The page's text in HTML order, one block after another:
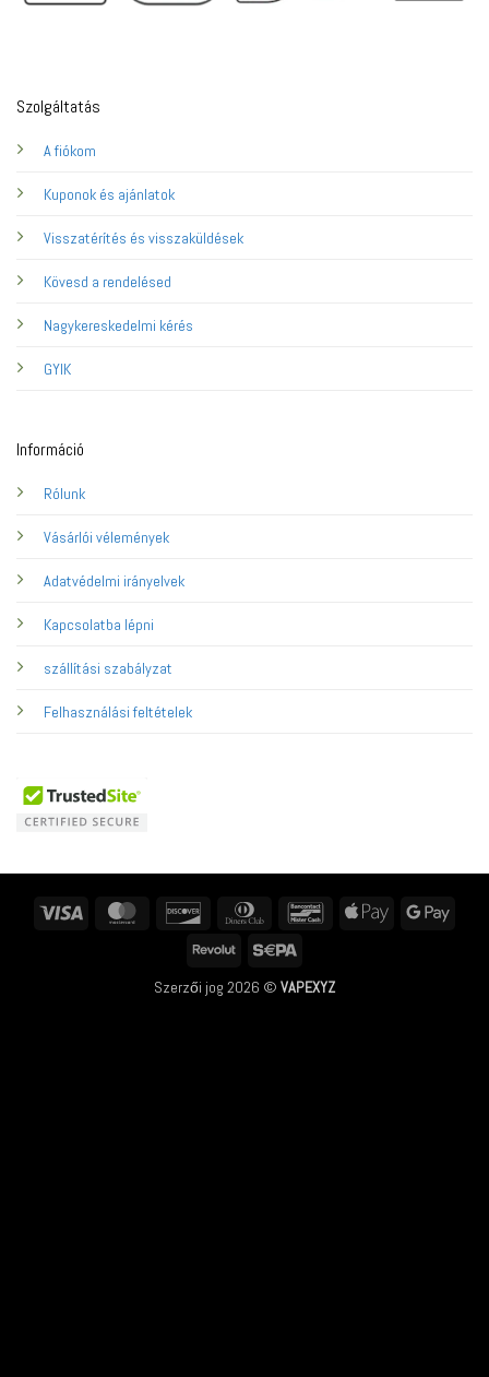
Szolgáltatás
A fiókom
Kuponok és ajánlatok
Visszatérítés és visszaküldések
Kövesd a rendelésed
Nagykereskedelmi kérés
GYIK
Információ
Rólunk
Vásárlói vélemények
Adatvédelmi irányelvek
Kapcsolatba lépni
szállítási szabályzat
Felhasználási feltételek
Visa MasterCard Discover
Dinners
BancontactApple
Revolut
Szerzői jog 2026 © VAPEXYZ